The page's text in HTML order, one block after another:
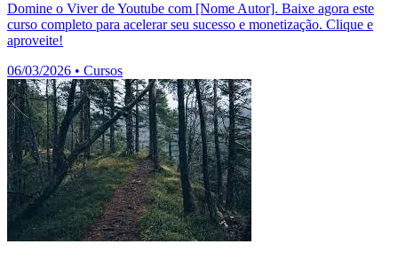
Domine o Viver de Youtube com [Nome Autor]. Baixe agora este
curso completo para acelerar seu sucesso e monetização. Clique e
aproveite!
06/03/2026 • Cursos